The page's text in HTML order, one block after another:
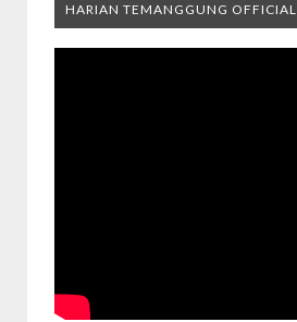
HARIAN TEMANGGUNG OFFICIAL